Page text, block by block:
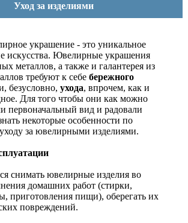
Уход за изделиями
украшение - это уникальное
искусства. Ювелирные украшения
металлов, а также и галантерея из
требуют к себе бережного
безусловно, ухода, впрочем, как и
Для того чтобы они как можно
первоначальный вид и радовали
некоторые особенности по
за ювелирными изделиями.
снимать ювелирные изделия во
домашних работ (стирки,
приготовления пищи), оберегать их
повреждений.